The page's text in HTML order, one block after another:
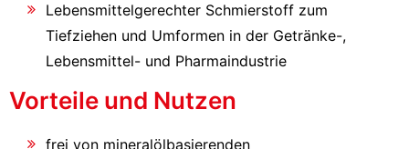
Lebensmittelgerechter Schmierstoff zum
Tiefziehen und Umformen in der Getränke-,
Lebensmittel- und Pharmaindustrie
Vorteile und Nutzen
frei von mineralölbasierenden